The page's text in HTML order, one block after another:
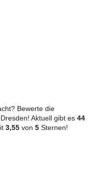
Bewerte die
Aktuell gibt es 44
3,55 von 5 Sternen!